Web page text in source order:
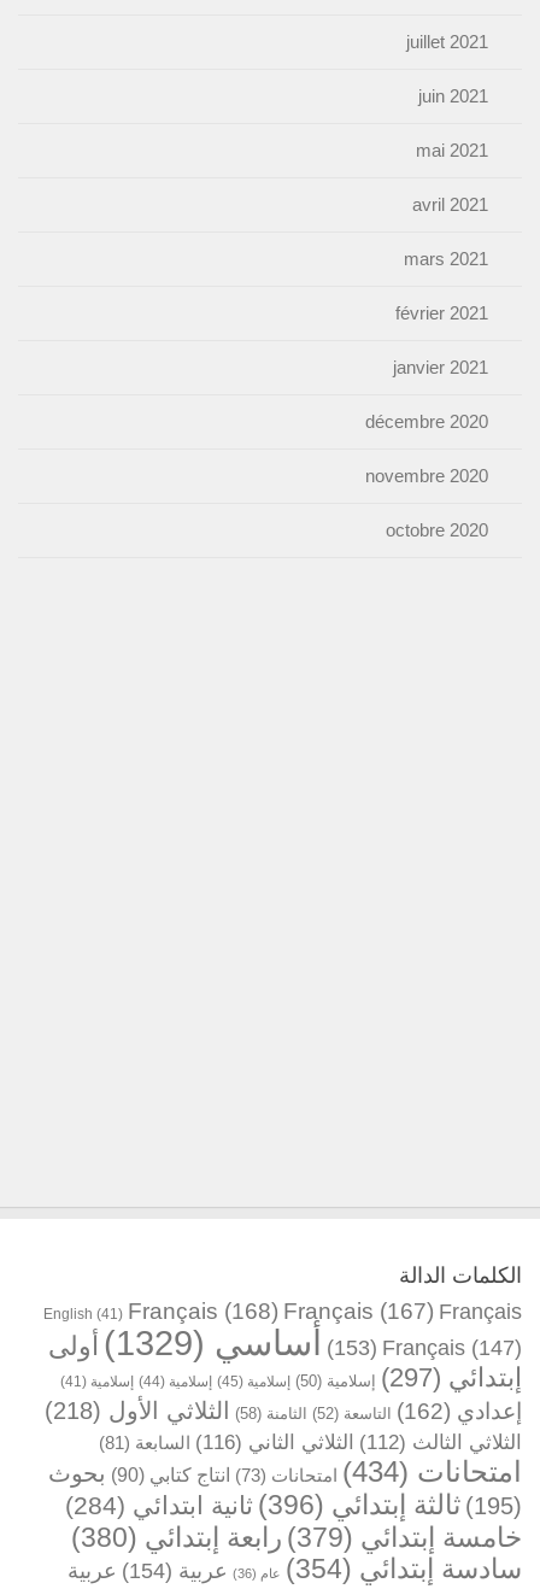
juillet 2021
juin 2021
mai 2021
avril 2021
mars 2021
février 2021
janvier 2021
décembre 2020
novembre 2020
octobre 2020
الكلمات الدالة
English (41) Français (168) Français (167) Français
(153) Français (147) أساسي (1329)
أولى
إبتدائي (297) إسلامية (50) إسلامية (45) إسلامية (44) إسلامية (41)
إعدادي (162) التاسعة (52) الثامنة (58) الثلاثي الأول (218)
الثلاثي الثالث (112) الثلاثي الثاني (116) السابعة (81)
امتحانات (434) امتحانات (73) انتاج كتابي (90)
بحوث
(195)
ثالثة إبتدائي (396) ثانية ابتدائي (284)
خامسة إبتدائي (379) رابعة إبتدائي (380)
سادسة إبتدائي (354) عام (36) عربية (154)
عربية